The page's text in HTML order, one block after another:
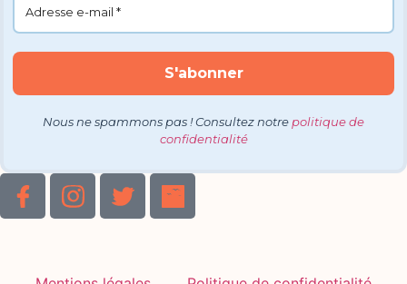
Nous ne spammons pas ! Consultez notre politique de
confidentialité